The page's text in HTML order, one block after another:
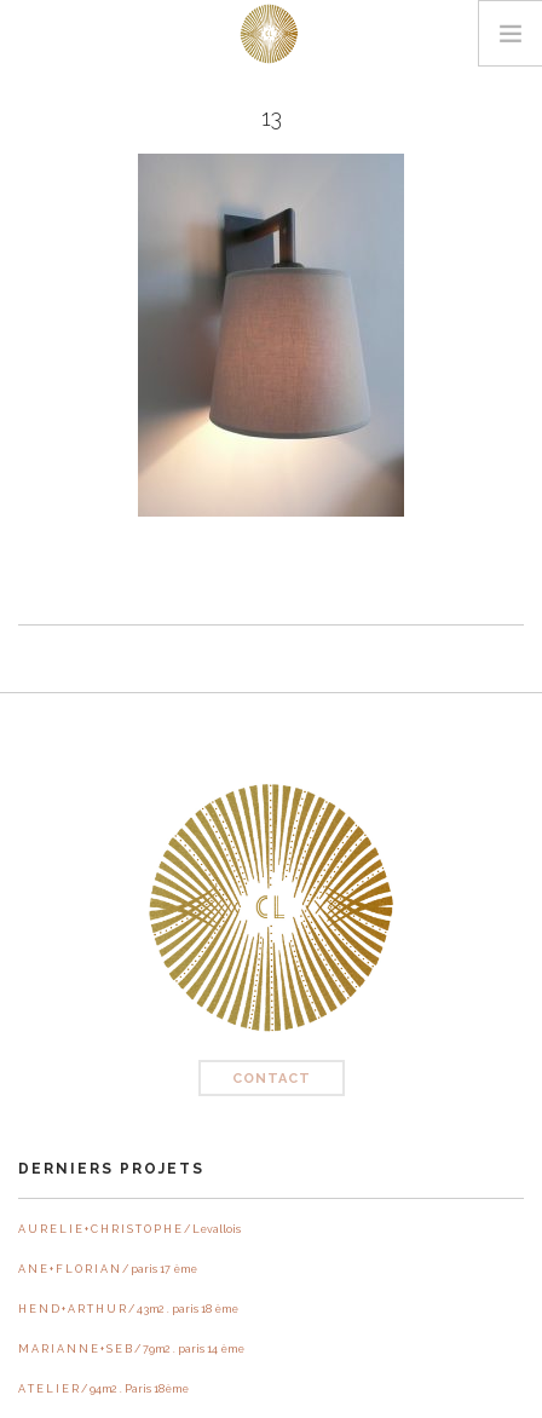
EDITIONS
L’AGENCE
13
CONTACT
DERNIERS PROJETS
A U R E L I E + C H R I S T O P H E / Levallois
A N E + F L O R I A N / paris 17 ème
H E N D + A R T H U R / 43m2 . paris 18 ème
M A R I A N N E + S E B / 79m2 . paris 14 ème
A T E L I E R / 94m2 . Paris 18ème